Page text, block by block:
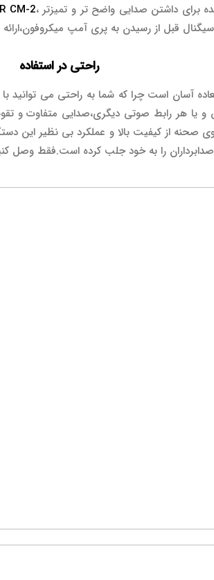
برای داشتن صدایی واضح تر و تمیزتر ،CM-2
راحتی در استفاده
صحنه از کیفیت بالا و عملکرد بی نظیر این
را به خود جلب کرده است.فقط وصل